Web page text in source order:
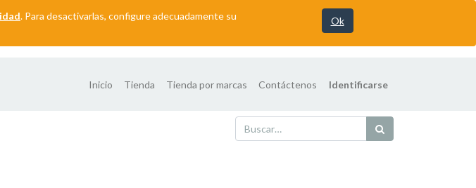
. Para desactivarlas, configure adecuadamente su
Ok
Inicio Tienda Tienda por marcas Contáctenos Identificarse